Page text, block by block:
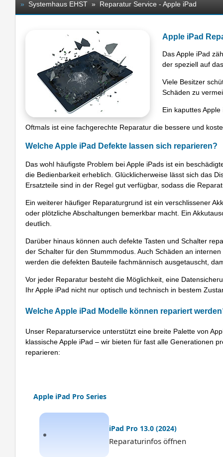
» Systemhaus EHST » Reparatur Service - Apple iPad
Apple iPad
Das Apple iPad
der speziell auf
Viele Besitzer
Schäden zu
Ein kaputtes
Oftmals ist eine fachgerechte Reparatur die bessere und
Welche Apple iPad Defekte lassen sich reparieren?
Das wohl häufigste Problem bei Apple iPads ist ein
die Bedienbarkeit erheblich. Glücklicherweise lässt sich das
Ersatzteile sind in der Regel gut verfügbar, sodass die
Ein weiterer häufiger Reparaturgrund ist ein verschlissener
oder plötzliche Abschaltungen bemerkbar macht. Ein
deutlich.
Darüber hinaus können auch defekte Tasten und Schalter
der Schalter für den Stummmodus. Auch Schäden an
werden die defekten Bauteile fachmännisch ausgetauscht,
Vor jeder Reparatur besteht die Möglichkeit, eine
Ihr Apple iPad nicht nur optisch und technisch in bestem
Welche Apple iPad Modelle können repariert
Unser Reparaturservice unterstützt eine breite Palette von
klassische Apple iPad – wir bieten für fast alle Generationen
reparieren:
Apple iPad Pro Series
iPad Pro 13.0 (2024)
Reparaturinfos öffnen